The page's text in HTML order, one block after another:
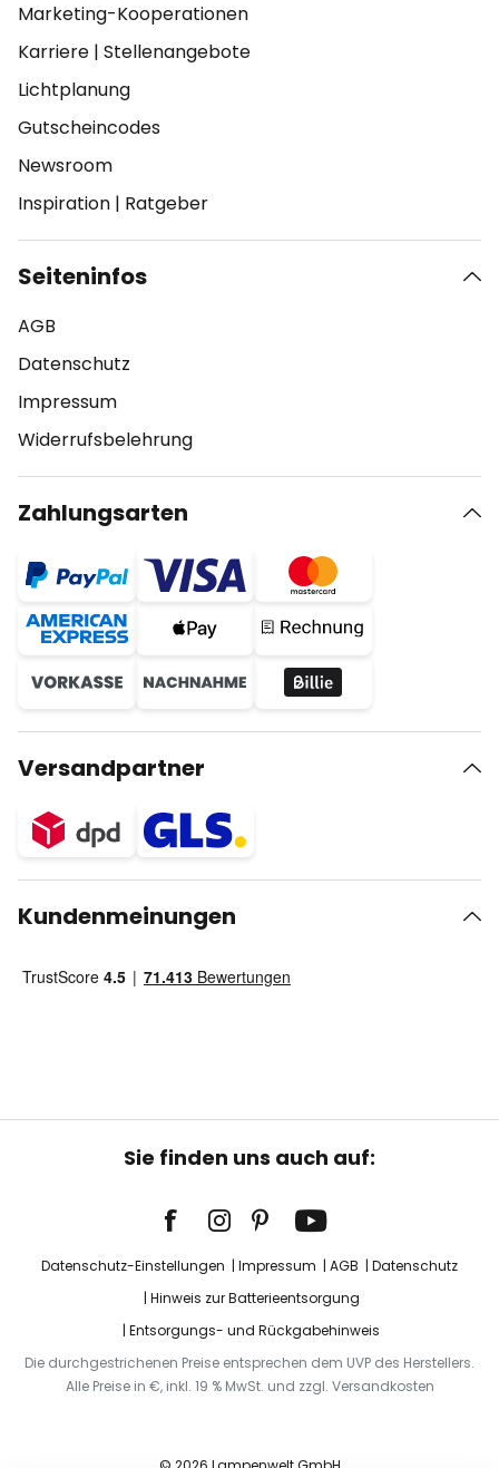
Marketing-Kooperationen
Karriere | Stellenangebote
Lichtplanung
Gutscheincodes
Newsroom
Inspiration | Ratgeber
Seiteninfos
AGB
Datenschutz
Impressum
Widerrufsbelehrung
Zahlungsarten
Versandpartner
Kundenmeinungen
Sie finden uns auch auf:
Datenschutz-Einstellungen Impressum AGB
Datenschutz
Hinweis zur Batterieentsorgung
Entsorgungs- und Rückgabehinweis
Die durchgestrichenen Preise entsprechen dem UVP des Herstellers.
Alle Preise in €, inkl. 19 % MwSt. und zzgl. Versandkosten